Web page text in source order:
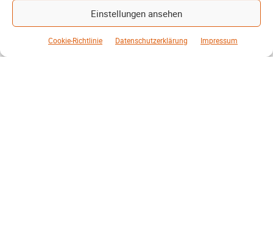
Einstellungen ansehen
Cookie-Richtlinie Datenschutzerklärung Impressum
25. Juni 2026
Hannover stellt 250.000 Euro Steuergeld für die Bodenkunst am